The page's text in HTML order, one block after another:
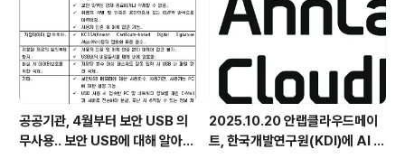
공공기관, 4월부터 보안 USB 의
무사용.. 보안 USB에 대해 알아봅
2025.10.20 안랩클라우드메이
트, 한국개발연구원(KDI)에 AI 어